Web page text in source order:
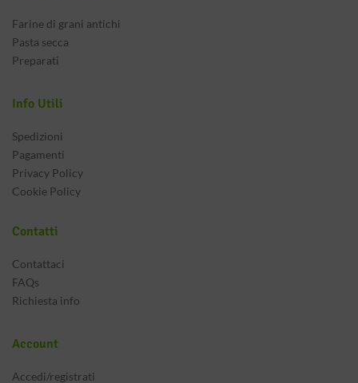
Farine di grani antichi
Pasta secca
Preparati
Info Utili
Spedizioni
Pagamenti
Privacy Policy
Cookie Policy
Contatti
Contattaci
FAQs
Richiesta info
Account
Accedi/registrati